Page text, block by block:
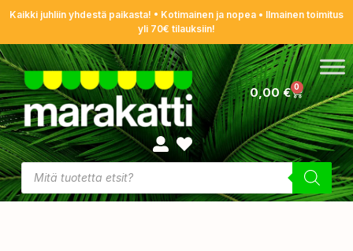
Kaikki juhliin yhdestä paikasta! • Kotimainen ja nopea • Ilmainen toimitus
yli 70€ tilauksiin!
0,00€ 0